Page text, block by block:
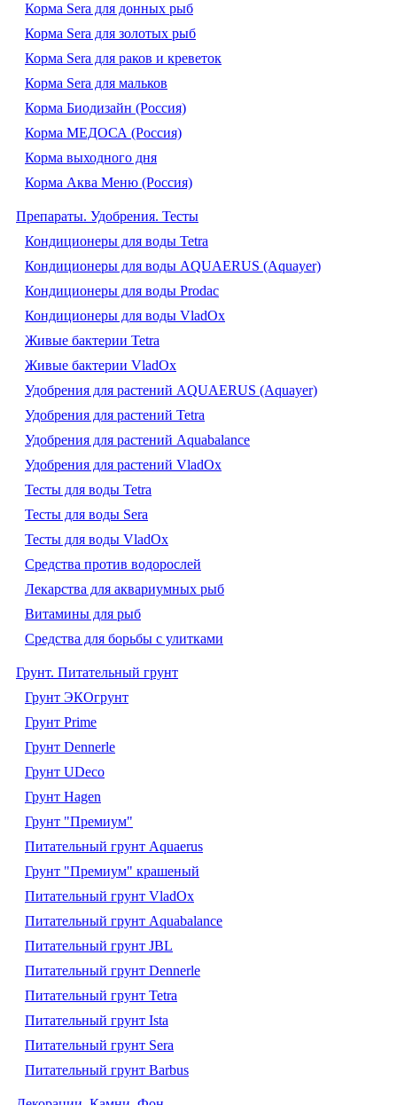
Корма Sera для донных рыб
Корма Sera для золотых рыб
Корма Sera для раков и креветок
Корма Sera для мальков
Корма Биодизайн (Россия)
Корма МЕДОСА (Россия)
Корма выходного дня
Корма Аква Меню (Россия)
Препараты. Удобрения. Тесты
Кондиционеры для воды Tetra
Кондиционеры для воды AQUAERUS (Aquayer)
Кондиционеры для воды Prodac
Кондиционеры для воды VladOx
Живые бактерии Tetra
Живые бактерии VladOx
Удобрения для растений AQUAERUS (Aquayer)
Удобрения для растений Tetra
Удобрения для растений Aquabalance
Удобрения для растений VladOx
Тесты для воды Tetra
Тесты для воды Sera
Тесты для воды VladOx
Средства против водорослей
Лекарства для аквариумных рыб
Витамины для рыб
Средства для борьбы с улитками
Грунт. Питательный грунт
Грунт ЭКОгрунт
Грунт Prime
Грунт Dennerle
Грунт UDeco
Грунт Hagen
Грунт "Премиум"
Питательный грунт Aquaerus
Грунт "Премиум" крашеный
Питательный грунт VladOx
Питательный грунт Aquabalance
Питательный грунт JBL
Питательный грунт Dennerle
Питательный грунт Tetra
Питательный грунт Ista
Питательный грунт Sera
Питательный грунт Barbus